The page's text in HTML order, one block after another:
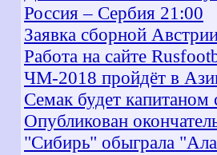
Россия – Сербия 21:00
Заявка сборной
Работа на сайте
ЧМ-2018 пройдёт в
Семак будет
Опубликован
"Сибирь" обыграла